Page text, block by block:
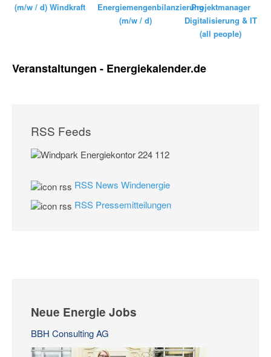
(m/w / d) Windkraft
Energiemengenbilanzierung
(m/w / d)
Projektmanager
Digitalisierung & IT
(all people)
Veranstaltungen - Energiekalender.de
RSS Feeds
RSS News Windenergie
RSS Pressemitteilungen
Neue Energie Jobs
BBH Consulting AG